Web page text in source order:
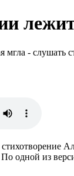
одной из